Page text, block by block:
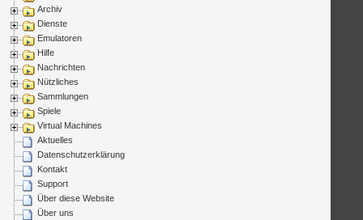
Archiv
Dienste
Emulatoren
Hilfe
Nachrichten
Nützliches
Sammlungen
Spiele
Virtual Machines
Aktuelles
Datenschutzerklärung
Kontakt
Support
Über diese Website
Über uns